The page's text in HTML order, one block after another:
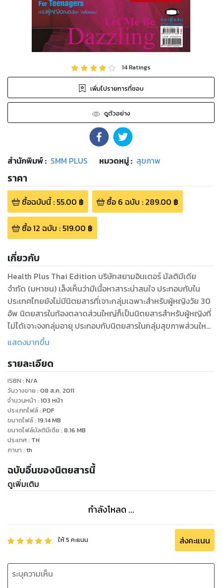
14Ratings
เพิ่มไปรายการที่ชอบ
ดูตัวอย่าง
สำนักพิมพ์: SMM PLUS หมวดหมู่: สุขภาพ
ราคา
ซื้อฉบับนี้: 55.00 ฿ ซื้อ 6 ฉบับ : 289.00 ฿
ซื้อ12 ฉบับ : 519.00 ฿
เกี่ยวกับ
Health Plus Thai Edition บริษัทสยามอินเตอร์ มัลติมีเดีย
จำกัด (มหาชน) เล็งเห็นว่ามีเนื้อหาสาระน่าสนใจ ประกอบกับใน
ประเทศไทยยังไม่มีนิตยสารที่เจาะกลุ่มเฉพาะสำหรับผู้หญิงวัย 30
อัพ นิตยสารในท้องตลาดส่วนใหญ่ก็เป็นนิตยสารสำหรับผู้หญิงที่
ไม่ได้เจาะจงกลุ่มอายุ ประกอบกับนิตยสารในกลุ่มสุขภาพส่วนใหญ่
จะยังเน้นในเรื่องของสุขภาพที่ค่อนข้างเป็นวิชาการ แต่เรื่องที่
เสนอเรื่องราวของการดูแลตัวเองให้ดูดีอยู่เสมอไม่ว่าจะเป็นเรื่อง
ความสวย ความงาม เรื่องของอารมณ์ จิตใจ เพราะเราเชื่อว่า
สุขภาพที่ดีต้องเริ่มจากภายใน และเมื่อสุขภาพดีทั้งกายและใจแล้ว
ก็จะนำมาซึ่งความสุขที่แท้จริง
แสดงมากขึ้น
รายละเอียด
ISBN : N/A
วันวางขาย : 08 ส.ค. 2011
จำนวนหน้า : 103 หน้า
ประเภทไฟล์: PDF
ขนาดไฟล์: 19.14MB
ขนาดไฟล์มัลติมีเดีย : 8.16 MB
ประเทศ: TH
ภาษา : th
ฉบับอื่นของนิตยสารนี้
ดูเพิ่มเติม
กำลังโหลด ...
ให้5 คะแนน ส่งคะแนน